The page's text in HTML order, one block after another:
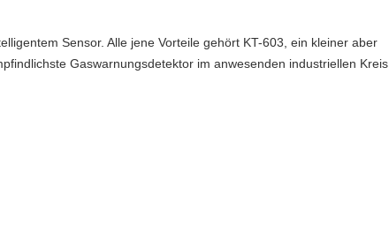
Sensor. Alle jene Vorteile gehört KT-603, ein kleiner aber
Gaswarnungsdetektor im anwesenden industriellen Kreis,